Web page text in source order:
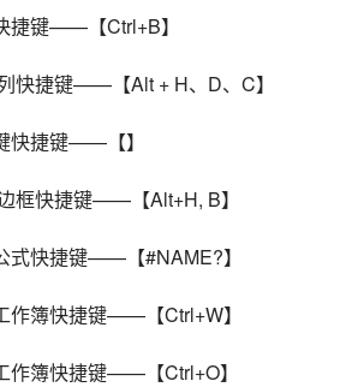
捷键——【Ctrl+B】
快捷键——【Alt + H、D、C】
快捷键——【】
框快捷键——【Alt+H, B】
式快捷键——【#NAME?】
作簿快捷键——【Ctrl+W】
作簿快捷键——【Ctrl+O】